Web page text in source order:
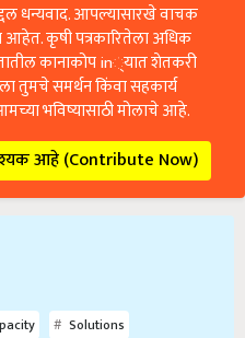
धन्यवाद. आपल्यासारखे वाचक
आहेत. कृषी पत्रकारितेला अधिक
कानाकोप in्यात शेतकरी
तुमचे समर्थन किंवा सहकार्य
भविष्यासाठी मोलाचे आहे.
आहे (Contribute Now)
Solutions